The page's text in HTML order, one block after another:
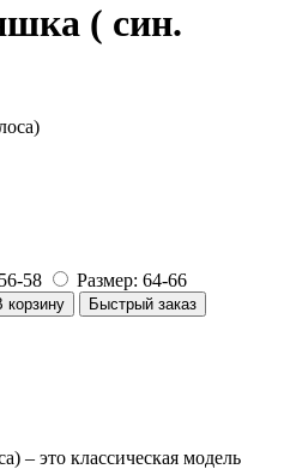
( син.
58 Размер: 64-66
корзину
Быстрый заказ
– это классическая модель